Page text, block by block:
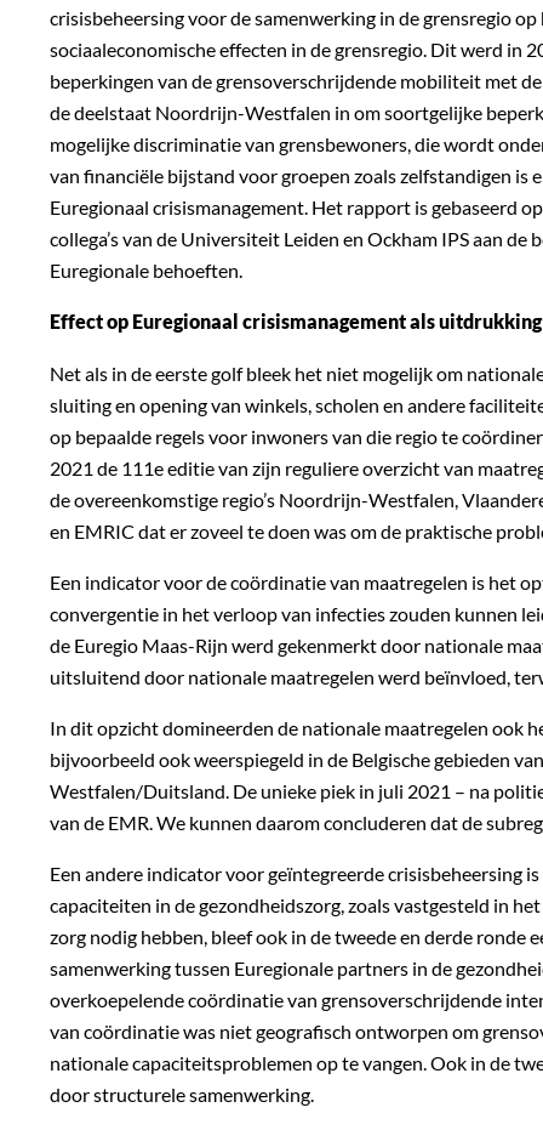
crisisbeheersing voor de samenwerking in de grensregio
sociaaleconomische effecten in de grensregio. Dit werd in
beperkingen van de grensoverschrijdende mobiliteit met
de deelstaat Noordrijn-Westfalen in om soortgelijke
mogelijke discriminatie van grensbewoners, die wordt
van financiële bijstand voor groepen zoals zelfstandigen is
Euregionaal crisismanagement. Het rapport is gebaseerd
collega’s van de Universiteit Leiden en Ockham IPS aan
Euregionale behoeften.
Effect op Euregionaal crisismanagement als
Net als in de eerste golf bleek het niet mogelijk om
sluiting en opening van winkels, scholen en andere
op bepaalde regels voor inwoners van die regio te
2021 de 111e editie van zijn reguliere overzicht van
de overeenkomstige regio’s Noordrijn-Westfalen,
en EMRIC dat er zoveel te doen was om de praktische
Een indicator voor de coördinatie van maatregelen is het
convergentie in het verloop van infecties zouden kunnen
de Euregio Maas-Rijn werd gekenmerkt door nationale
uitsluitend door nationale maatregelen werd beïnvloed,
In dit opzicht domineerden de nationale maatregelen ook
bijvoorbeeld ook weerspiegeld in de Belgische gebieden
Westfalen/Duitsland. De unieke piek in juli 2021 – na
van de EMR. We kunnen daarom concluderen dat de
Een andere indicator voor geïntegreerde crisisbeheersing
capaciteiten in de gezondheidszorg, zoals vastgesteld in
zorg nodig hebben, bleef ook in de tweede en derde
samenwerking tussen Euregionale partners in de
overkoepelende coördinatie van grensoverschrijdende
van coördinatie was niet geografisch ontworpen om
nationale capaciteitsproblemen op te vangen. Ook in de
door structurele samenwerking.